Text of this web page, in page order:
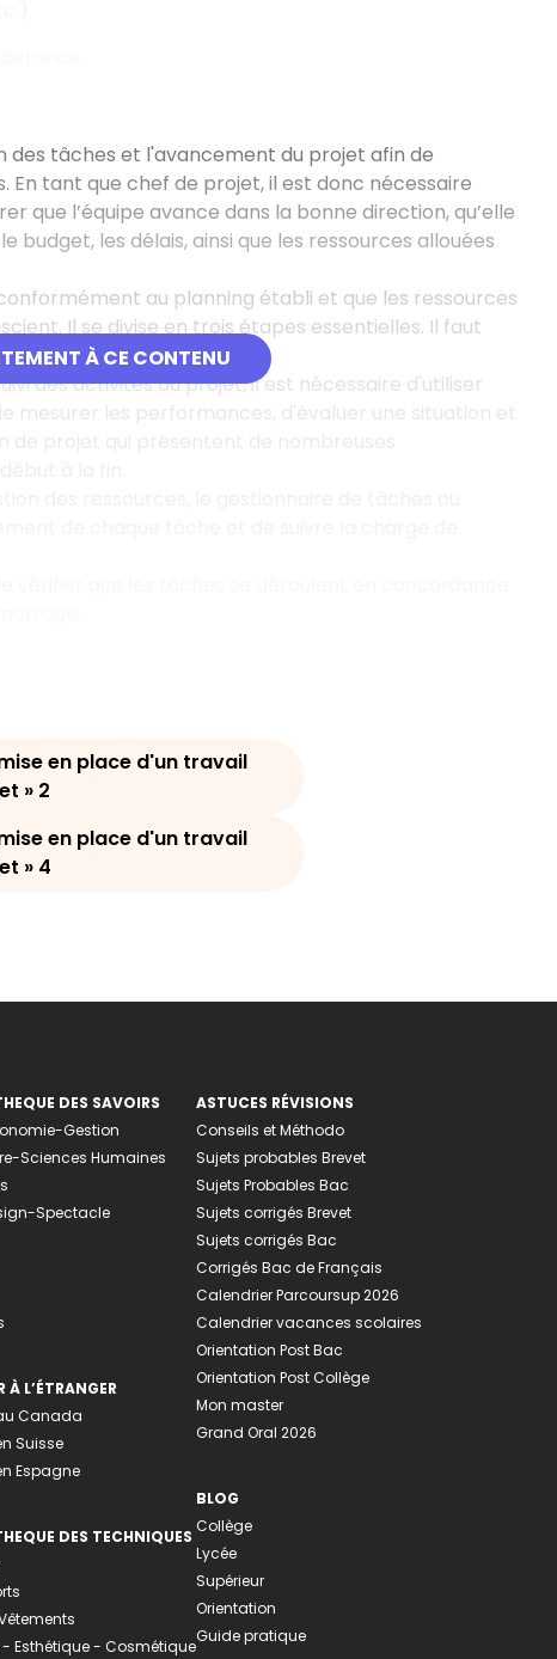
À CE CONTENU
des tâches et l'avancement du projet afin de
En tant que chef de projet, il est donc nécessaire
que l’équipe avance dans la bonne direction, qu’elle
les délais, ainsi que les ressources allouées
au planning établi et que les ressources
Il se divise en trois étapes essentielles. Il faut
si besoin en est.
des activités du projet, il est nécessaire d'utiliser
mesurer les performances, d'évaluer une situation et
en place d'un travail
» 2
en place d'un travail
» 4
DES SAVOIRS
Gestion
Sciences Humaines
Spectacle
À L’ÉTRANGER
Canada
Suisse
Espagne
DES TECHNIQUES
Esthétique - Cosmétique
ASTUCES RÉVISIONS
Conseils et Méthodo
Sujets probables Brevet
Sujets Probables Bac
Sujets corrigés Brevet
Sujets corrigés Bac
Corrigés Bac de Français
Calendrier Parcoursup 2026
Calendrier vacances scolaires
Orientation Post Bac
Orientation Post Collège
Mon master
Grand Oral 2026
BLOG
Collège
Lycée
Supérieur
Orientation
Guide pratique